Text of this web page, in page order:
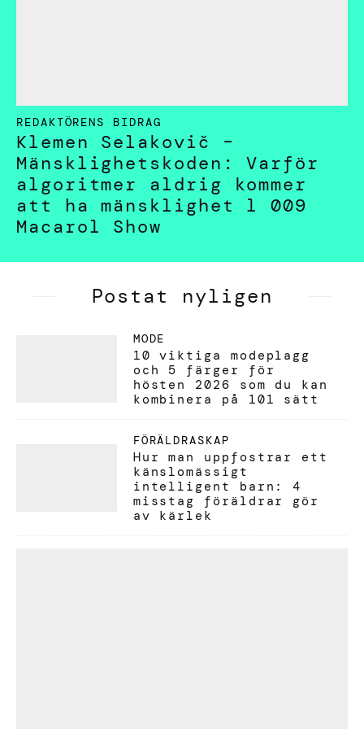
REDAKTÖRENS BIDRAG
Klemen Selakovič –
Mänsklighetskoden: Varför
algoritmer aldrig kommer
att ha mänsklighet l 009
Macarol Show
Postat nyligen
MODE
10 viktiga modeplagg
och 5 färger för
hösten 2026 som du kan
kombinera på 101 sätt
FÖRÄLDRASKAP
Hur man uppfostrar ett
känslomässigt
intelligent barn: 4
misstag föräldrar gör
av kärlek